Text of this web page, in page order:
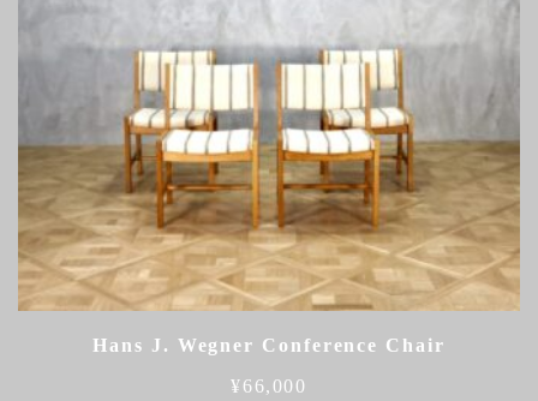
Hans J. Wegner Conference Chair
¥66,000